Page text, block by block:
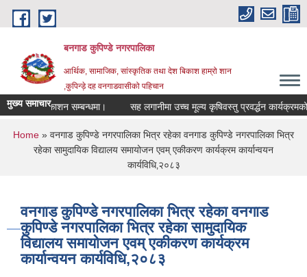
Skip to main content
बनगाड कुपिण्डे नगरपालिका
आर्थिक, सामाजिक, सांस्कृतिक तथा देश बिकाश हाम्रो शान
,कुपिन्ड़े दह वनगाडवासीको पहिचान
मुख्य समाचार
प्रकाशन सम्बन्धमा। सह लगानीमा उच्च मूल्य कृषिवस्तु प्रवर्द्धन कार्यक्रमको
You are here
Home » वनगाड कुपिण्डे नगरपालिका भित्र रहेका वनगाड कुपिण्डे नगरपालिका भित्र
रहेका सामुदायिक विद्यालय समायोजन एवम् एकीकरण कार्यक्रम कार्यान्वयन
कार्यविधि‚२०८३
वनगाड कुपिण्डे नगरपालिका भित्र रहेका वनगाड
कुपिण्डे नगरपालिका भित्र रहेका सामुदायिक
विद्यालय समायोजन एवम् एकीकरण कार्यक्रम
कार्यान्वयन कार्यविधि‚२०८३